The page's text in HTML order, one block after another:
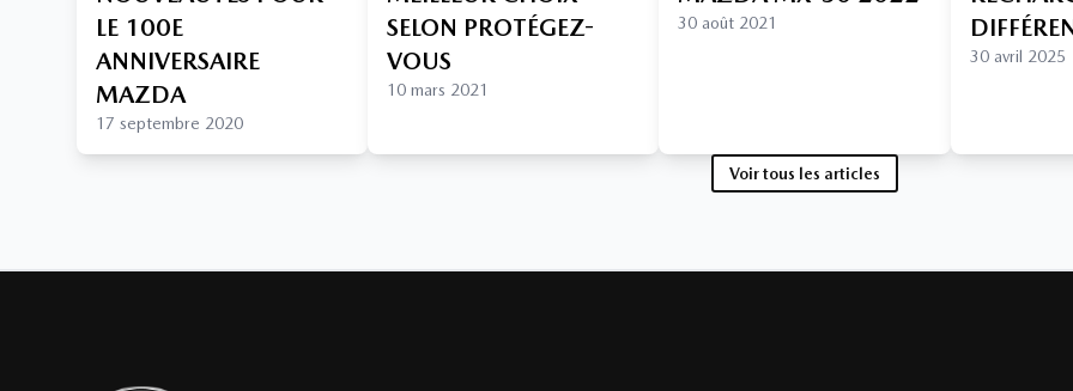
LE 100E
ANNIVERSAIRE
MAZDA
17 septembre 2020
SELON PROTÉGEZ-
VOUS
10 mars 2021
30 août 2021
30 avril 2025
Voir tous les articles